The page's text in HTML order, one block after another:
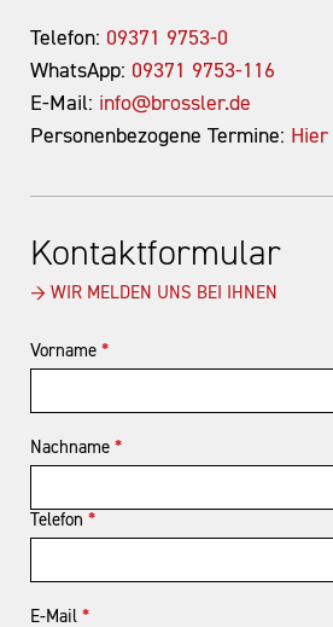
Telefon: 09371 9753-0
WhatsApp: 09371 9753-116
E-Mail: info@brossler.de
Personenbezogene Termine:
Kontaktformular
→ WIR MELDEN UNS BEI IHNEN
Vorname *
Nachname *
Telefon *
E-Mail *